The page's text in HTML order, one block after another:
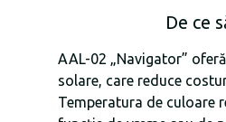
De ce
AAL-02 „Navigator”
solare, care reduce
Temperatura de culoare